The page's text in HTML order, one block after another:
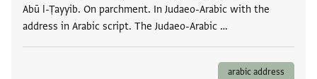
Abū l-Ṭayyib. On parchment. In Judaeo-Arabic with the
address in Arabic script. The Judaeo-Arabic …
arabic address